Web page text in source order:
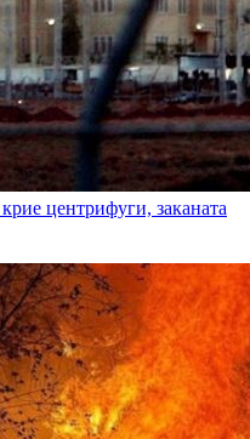
центрифуги, заканата